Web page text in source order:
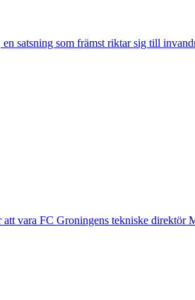
satsning som främst riktar sig till
vara FC Groningens tekniske direktör